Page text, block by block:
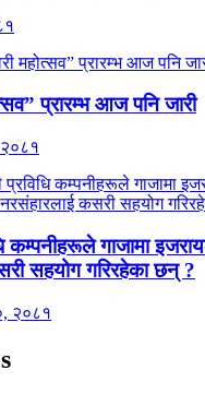
प्रारम्भ आज पनि जारी
कम्पनीहरूले गाजामा
सहयोग गरिरहेका छन् ?
२०८१